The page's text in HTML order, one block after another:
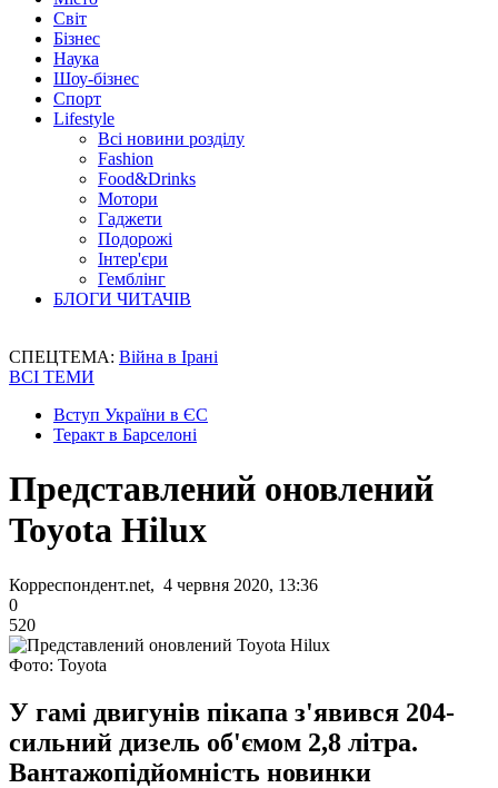
Світ
Бізнес
Наука
Шоу-бізнес
Спорт
Lifestyle
Всі новини розділу
Fashion
Food&Drinks
Мотори
Гаджети
Подорожі
Інтер'єри
Гемблінг
БЛОГИ ЧИТАЧІВ
СПЕЦТЕМА: Війна в Ірані
ВСІ ТЕМИ
Вступ України в ЄС
Теракт в Барселоні
Представлений оновлений
Toyota Hilux
Корреспондент.net, 4 червня 2020, 13:36
0
520
Фото: Toyota
У гамі двигунів пікапа з'явився 204-
сильний дизель об'ємом 2,8 літра.
Вантажопідйомність новинки